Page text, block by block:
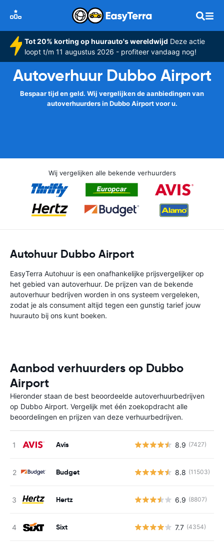
Tot 20% korting op huurauto's wereldwijd Deze actie
loopt t/m 11 augustus 2026 - profiteer vandaag nog!
Autoverhuur Dubbo Airport
Bespaar tijd en geld. Wij vergelijken de aanbiedingen van
autoverhuurders in Dubbo Airport voor u.
Wij vergelijken alle bekende verhuurders
Autohuur Dubbo Airport
EasyTerra Autohuur is een onafhankelijke prijsvergelijker op
het gebied van autoverhuur. De prijzen van de bekende
autoverhuur bedrijven worden in ons systeem vergeleken,
zodat je als consument altijd tegen een gunstig tarief jouw
huurauto bij ons kunt boeken.
Aanbod verhuurders op Dubbo
Airport
Hieronder staan de best beoordeelde autoverhuurbedrijven
op Dubbo Airport. Vergelijk met één zoekopdracht alle
beoordelingen en prijzen van deze verhuurbedrijven.
Avis 8.9 (7427)
Budget 8.8 (11503)
Hertz 6.9 (8807)
Sixt 7.7 (4354)